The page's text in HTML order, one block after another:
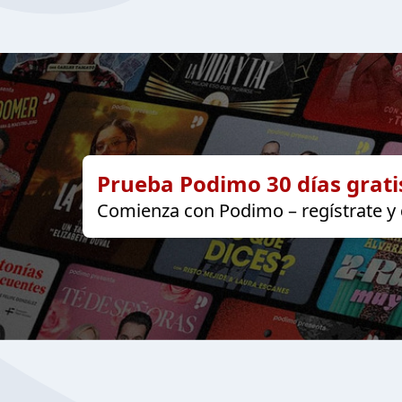
Prueba Podimo 30 días
Comienza con Podimo – regístrate